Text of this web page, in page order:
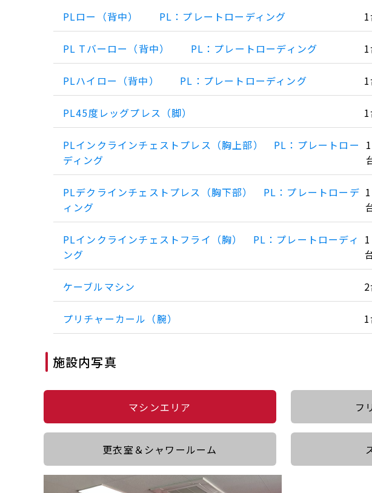
PLロー（背中） PL：プレートローディング
PL Tバーロー（背中） PL：プレートローディング
PLハイロー（背中） PL：プレートローディング
PL45度レッグプレス（脚）
PLインクラインチェストプレス（胸上部） PL：プレートロー
ディング
1
PLデクラインチェストプレス（胸下部） PL：プレートローデ
ィング
1
PLインクラインチェストフライ（胸） PL：プレートローディ
ング
1
ケーブルマシン
プリチャーカール（腕）
施設内写真
マシンエリア フ
更衣室＆シャワールーム